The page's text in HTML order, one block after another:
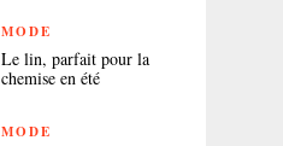
MODE
Le lin, parfait pour la
chemise en été
MODE